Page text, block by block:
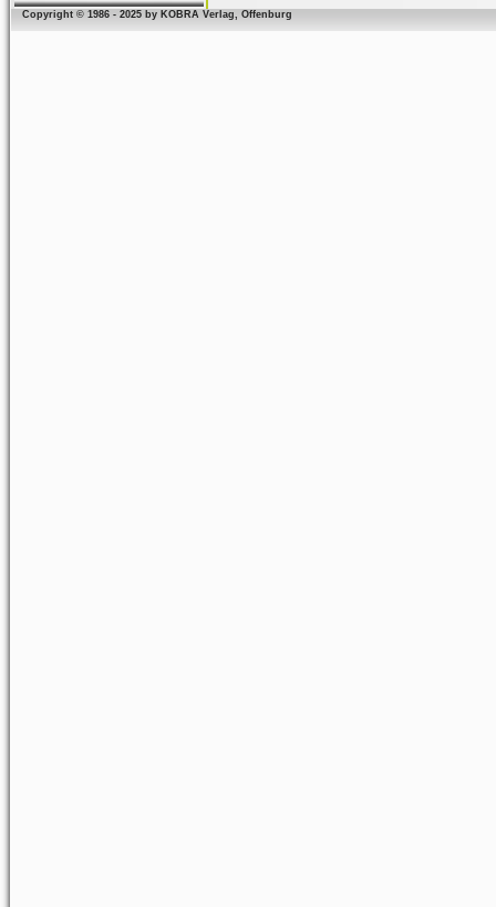
Copyright © 1986 - 2025 by KOBRA Verlag, Offenburg